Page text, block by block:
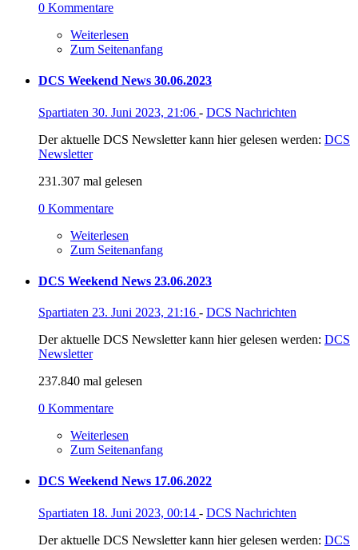
0 Kommentare
Weiterlesen
Zum Seitenanfang
DCS Weekend News 30.06.2023
Spartiaten 30. Juni 2023, 21:06 - DCS Nachrichten
Der aktuelle DCS Newsletter kann hier gelesen werden: DCS
Newsletter
231.307 mal gelesen
0 Kommentare
Weiterlesen
Zum Seitenanfang
DCS Weekend News 23.06.2023
Spartiaten 23. Juni 2023, 21:16 - DCS Nachrichten
Der aktuelle DCS Newsletter kann hier gelesen werden: DCS
Newsletter
237.840 mal gelesen
0 Kommentare
Weiterlesen
Zum Seitenanfang
DCS Weekend News 17.06.2022
Spartiaten 18. Juni 2023, 00:14 - DCS Nachrichten
Der aktuelle DCS Newsletter kann hier gelesen werden: DCS